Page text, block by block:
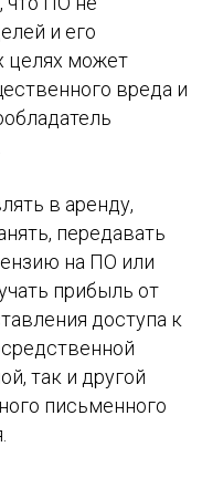
и его
целях может
вреда и
в аренду,
передавать
на ПО или
прибыль от
доступа к
так и другой
письменного